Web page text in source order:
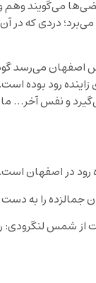
می‌گویند وهم
می‌برد؛ دردی که
می‌رسد
زاینده رود بوده
و نفس آخر…
شمس لنگرودی: